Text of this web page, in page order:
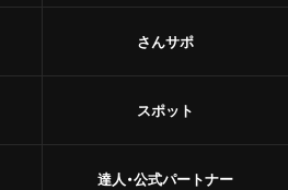
さんサポ
スポット
達人・公式パートナー